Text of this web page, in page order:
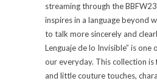
streaming through the
inspires in a language beyond
to talk more sincerely and
Lenguaje de lo Invisible” is one
our everyday. This collection
and little couture touches,